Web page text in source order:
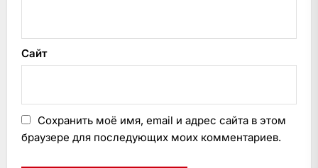
Сайт
Сохранить моё имя, email и адрес сайта в этом
браузере для последующих моих комментариев.